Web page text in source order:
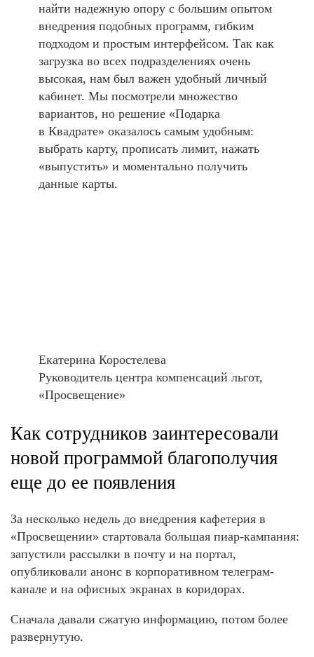
найти надежную опору с большим опытом
внедрения подобных программ, гибким
подходом и простым интерфейсом. Так как
загрузка во всех подразделениях очень
высокая, нам был важен удобный личный
кабинет. Мы посмотрели множество
вариантов, но решение «Подарка
в Квадрате» оказалось самым удобным:
выбрать карту, прописать лимит, нажать
«выпустить» и моментально получить
данные карты.
Екатерина Коростелева
Руководитель центра компенсаций льгот,
«Просвещение»
Как сотрудников заинтересовали
новой программой благополучия
еще до ее появления
За несколько недель до внедрения кафетерия в
«Просвещении» стартовала большая пиар-кампания:
запустили рассылки в почту и на портал,
опубликовали анонс в корпоративном телеграм-
канале и на офисных экранах в коридорах.
Сначала давали сжатую информацию, потом более
развернутую.